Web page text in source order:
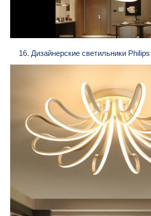
16. Дизайнерские светильники